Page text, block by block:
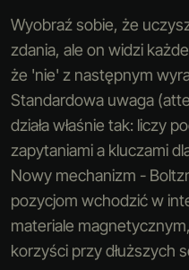
Wyobraź sobie, że
zdania, ale on widzi
że 'nie' z następnym
Standardowa uwaga
działa właśnie tak: liczy
zapytaniami a kluczami
Nowy mechanizm -
pozycjom wchodzić w
materiale
korzyści przy dłuższych